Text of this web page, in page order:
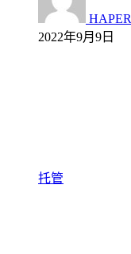
HAPER
2022年9月9日
托管